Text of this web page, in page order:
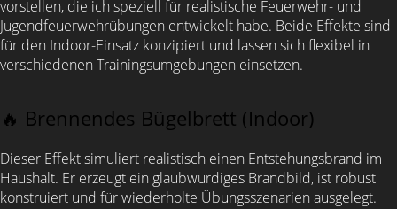
vorstellen, die ich speziell für realistische Feuerwehr- und
Jugendfeuerwehrübungen entwickelt habe. Beide Effekte sind
für den Indoor-Einsatz konzipiert und lassen sich flexibel in
verschiedenen Trainingsumgebungen einsetzen.
🔥 Brennendes Bügelbrett (Indoor)
Dieser Effekt simuliert realistisch einen Entstehungsbrand im
Haushalt. Er erzeugt ein glaubwürdiges Brandbild, ist robust
konstruiert und für wiederholte Übungsszenarien ausgelegt.